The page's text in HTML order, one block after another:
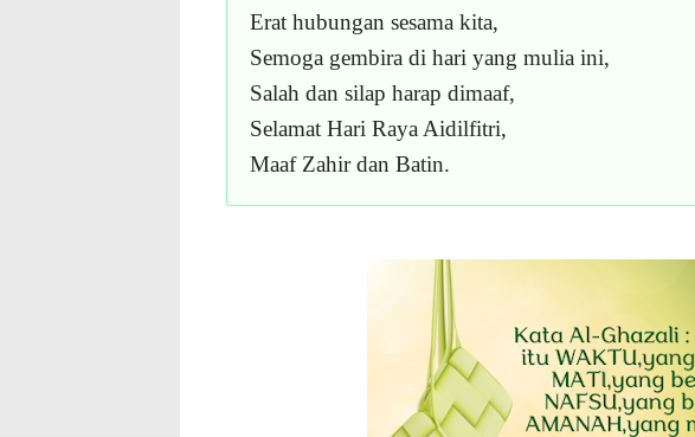
Erat hubungan sesama kita,
Semoga gembira di hari yang mulia ini,
Salah dan silap harap dimaaf,
Selamat Hari Raya Aidilfitri,
Maaf Zahir dan Batin.